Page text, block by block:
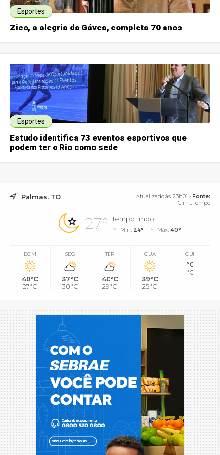
Esportes
Zico, a alegria da Gávea, completa 70 anos
Esportes
Estudo identifica 73 eventos esportivos que
podem ter o Rio como sede
Palmas, TO Atualizado às 23h01 - Fonte:
ClimaTempo
27° Tempo limpo
Mín. 24° Máx.40°
DOM
40°C
27°C
SEG
37°C
30°C
TER
40°C
29°C
QUA
39°C
25°C
QUI
°C
°C